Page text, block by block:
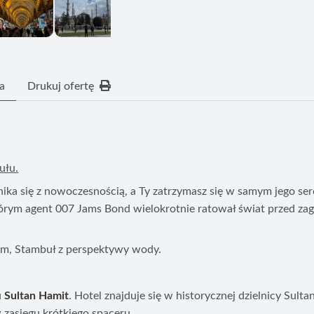
Drukuj ofertę
się z nowoczesnością, a Ty zatrzymasz się w samym jego
agent 007 Jams Bond wielokrotnie ratował świat przed
Stambuł z perspektywy wody.
Sultan Hamit. Hotel znajduje się w historycznej dzielnicy